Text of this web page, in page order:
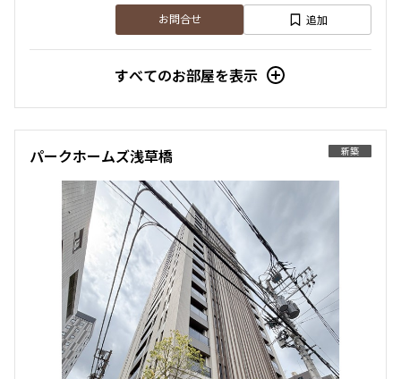
お問合せ 追加
すべてのお部屋を表示
新築
パークホームズ浅草橋